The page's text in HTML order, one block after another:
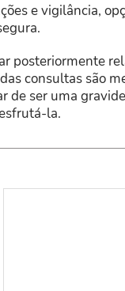
e vigilância,
posteriormente
consultas são
de ser uma
la.